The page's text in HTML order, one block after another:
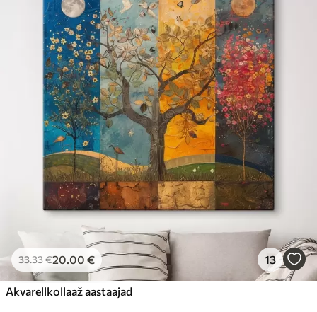
33.33€20.00 € 13
Akvarellkollaaž aastaajad